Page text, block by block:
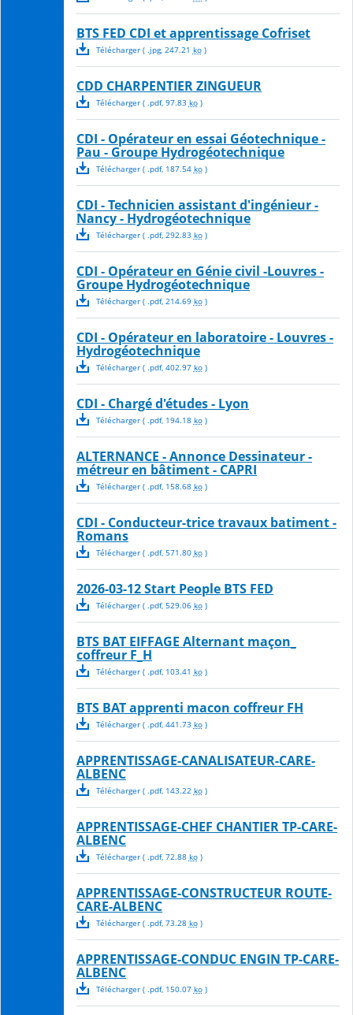
BTS FED CDI et apprentissage Cofriset
Télécharger( .jpg, 247.21 ko)
CDD CHARPENTIER ZINGUEUR
Télécharger( .pdf, 97.83 ko)
CDI - Opérateur en essai Géotechnique -
Pau - Groupe Hydrogéotechnique
Télécharger( .pdf, 187.54 ko)
CDI - Technicien assistant d'ingénieur -
Nancy - Hydrogéotechnique
Télécharger( .pdf, 292.83 ko)
CDI - Opérateur en Génie civil -Louvres -
Groupe Hydrogéotechnique
Télécharger( .pdf, 214.69 ko)
CDI - Opérateur en laboratoire - Louvres -
Hydrogéotechnique
Télécharger( .pdf, 402.97 ko)
CDI - Chargé d'études - Lyon
Télécharger( .pdf, 194.18 ko)
ALTERNANCE - Annonce Dessinateur -
métreur en bâtiment - CAPRI
Télécharger( .pdf, 158.68 ko)
CDI - Conducteur-trice travaux batiment -
Romans
Télécharger( .pdf, 571.80 ko)
2026-03-12 Start People BTS FED
Télécharger( .pdf, 529.06 ko)
BTS BAT EIFFAGE Alternant maçon_
coffreur F_H
Télécharger( .pdf, 103.41 ko)
BTS BAT apprenti macon coffreur FH
Télécharger( .pdf, 441.73 ko)
APPRENTISSAGE-CANALISATEUR-CARE-
ALBENC
Télécharger( .pdf, 143.22 ko)
APPRENTISSAGE-CHEF CHANTIER TP-CARE-
ALBENC
Télécharger( .pdf, 72.88 ko)
APPRENTISSAGE-CONSTRUCTEUR ROUTE-
CARE-ALBENC
Télécharger( .pdf, 73.28 ko)
APPRENTISSAGE-CONDUC ENGIN TP-CARE-
ALBENC
Télécharger( .pdf, 150.07 ko)